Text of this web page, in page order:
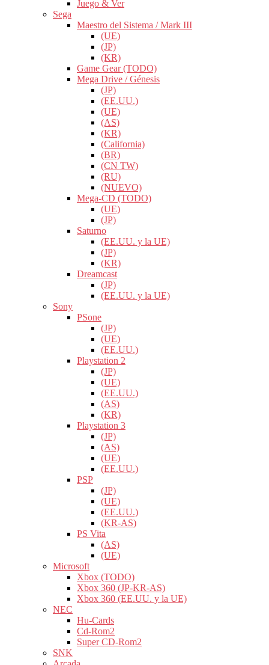
Juego & Ver
Sega
Maestro del Sistema / Mark III
(UE)
(JP)
(KR)
Game Gear (TODO)
Mega Drive / Génesis
(JP)
(EE.UU.)
(UE)
(AS)
(KR)
(California)
(BR)
(CN TW)
(RU)
(NUEVO)
Mega-CD (TODO)
(UE)
(JP)
Saturno
(EE.UU. y la UE)
(JP)
(KR)
Dreamcast
(JP)
(EE.UU. y la UE)
Sony
PSone
(JP)
(UE)
(EE.UU.)
Playstation 2
(JP)
(UE)
(EE.UU.)
(AS)
(KR)
Playstation 3
(JP)
(AS)
(UE)
(EE.UU.)
PSP
(JP)
(UE)
(EE.UU.)
(KR-AS)
PS Vita
(AS)
(UE)
Microsoft
Xbox (TODO)
Xbox 360 (JP-KR-AS)
Xbox 360 (EE.UU. y la UE)
NEC
Hu-Cards
Cd-Rom2
Super CD-Rom2
SNK